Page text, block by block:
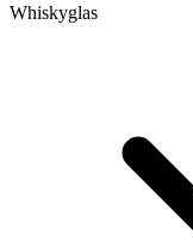
Whiskyglas